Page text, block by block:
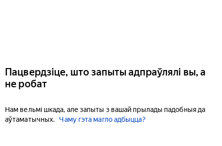
Пацвердзіце, што запыты адпраўлялі вы, а
не робат
Нам вельмі шкада, але запыты з вашай прылады падобныя да
аўтаматычных.
Чаму гэта магло адбыцца?